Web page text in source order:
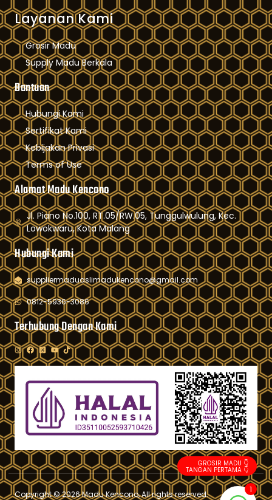
Layanan Kami
Grosir Madu
Supply Madu Berkala
Bantuan
Hubungi Kami
Sertifikat Kami
Kebijakan Privasi
Terms of Use
Alamat Madu Kencono
Jl. Piano No.100, RT.05/RW.05, Tunggulwulung, Kec.
Lowokwaru, Kota Malang
Hubungi Kami
suppliermaduaslimadukencono@gmail.com
0812-5936-3086
Terhubung Dengan Kami
Copyright © 2026 Madu Kencono, All rights reserved.
GROSIR MADU 👇
TANGAN PERTAMA 👇
1